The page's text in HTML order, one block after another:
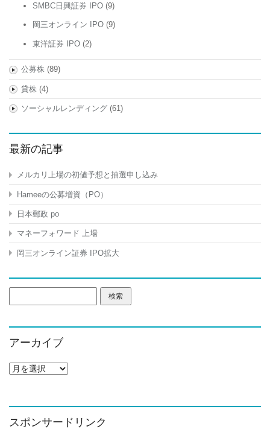
SMBC日興証券 IPO (9)
岡三オンライン IPO (9)
東洋証券 IPO (2)
公募株(89)
貸株(4)
ソーシャルレンディング(61)
最新の記事
メルカリ上場の初値予想と抽選申し込み
Hameeの公募増資（PO）
日本郵政 po
マネーフォワード 上場
岡三オンライン証券 IPO拡大
索:
アーカイブ
ア
イ
ブ
スポンサードリンク